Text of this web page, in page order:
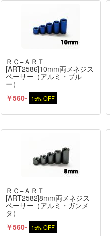
ＲＣ−ＡＲＴ
[ART2586]10mm両メネジス
ペーサー（アルミ・ブル
ー）
￥560- 15% OFF
ＲＣ−ＡＲＴ
[ART2582]8mm両メネジス
ペーサー（アルミ・ガンメ
タ）
￥560- 15% OFF